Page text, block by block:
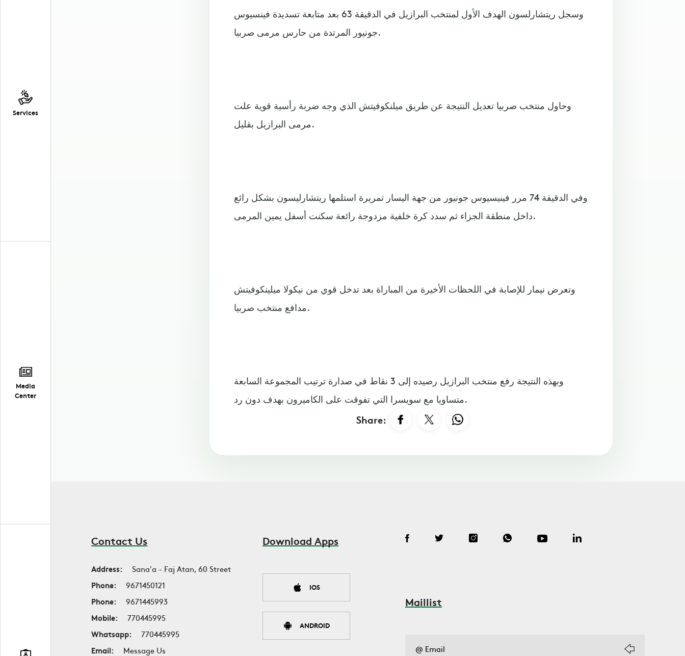
Services
Media
Center
وسجل ريتشارلسون الهدف الأول لمنتخب البرازيل في الدقيقة 63 بعد متابعة تسديدة فينسيوس
جونيور المرتدة من حارس مرمى صربيا.
وحاول منتخب صربيا تعديل النتيجة عن طريق ميلنكوفيتش الذي وجه ضربة رأسية قوية علت
مرمى البرازيل بقليل.
وفي الدقيقة 74 مرر فينيسيوس جونيور من جهة اليسار تمريرة استلمها ريتشارليسون بشكل رائع
داخل منطقة الجزاء ثم سدد كرة خلفية مزدوجة رائعة سكنت أسفل يمين المرمى.
وتعرض نيمار للإصابة في اللحظات الأخيرة من المباراة بعد تدخل قوي من نيكولا ميلينكوفيتش
مدافع منتخب صربيا.
وبهذه النتيجة رفع منتخب البرازيل رصيده إلى 3 نقاط في صدارة ترتيب المجموعة السابعة
متساويا مع سويسرا التي تفوقت على الكاميرون بهدف دون رد.
Share:
Contact Us
Address:
Sana'a - Faj Atan, 60 Street
Phone:
9671450121
Phone:
9671445993
Mobile:
770445995
Whatsapp:
770445995
Email:
Message Us
Download Apps
IOS
ANDROID
Maillist